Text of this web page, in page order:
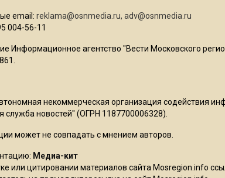
email: reklama@osnmedia.ru, adv@osnmedia.ru
004-56-11
Информационное агентство "Вести Московского
некоммерческая организация содействия
служба новостей" (ОГРН 1187700006328).
может не совпадать с мнением авторов.
Медиа-кит
или цитировании материалов сайта Mosregion.info